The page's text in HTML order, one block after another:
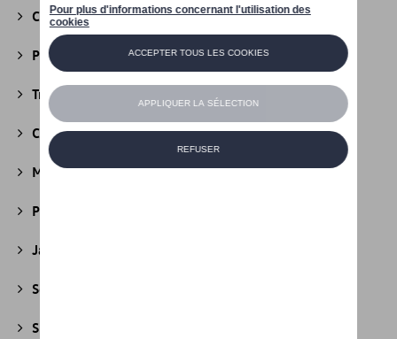
Camping(147)
Packs
Transport
Confort et protection(841)
Multimédia(26)
Produits d'entretien
Jantes et roues
Securité
Sport et design